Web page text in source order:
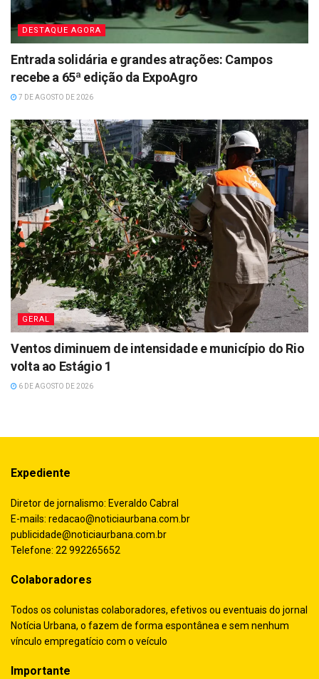
DESTAQUE AGORA
Entrada solidária e grandes atrações: Campos
recebe a 65ª edição da ExpoAgro
7 DE AGOSTO DE 2026
GERAL
Ventos diminuem de intensidade e município do Rio
volta ao Estágio 1
6 DE AGOSTO DE 2026
Expediente
Diretor de jornalismo: Everaldo Cabral
E-mails: redacao@noticiaurbana.com.br
publicidade@noticiaurbana.com.br
Telefone: 22 992265652
Colaboradores
Todos os colunistas colaboradores, efetivos ou eventuais do jornal
Notícia Urbana, o fazem de forma espontânea e sem nenhum
vínculo empregatício com o veículo
Importante